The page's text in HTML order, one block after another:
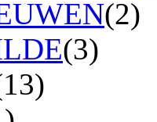
(2)
(3)